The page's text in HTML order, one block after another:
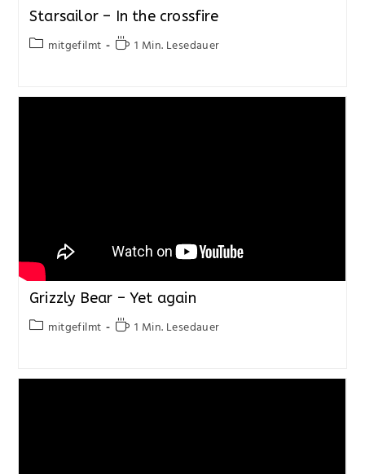
Starsailor – In the crossfire
mitgefilmt 1 Min. Lesedauer
Grizzly Bear – Yet again
mitgefilmt 1 Min. Lesedauer